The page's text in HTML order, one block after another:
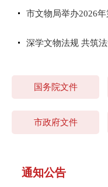
国务院文件
市政府文件
通知公告